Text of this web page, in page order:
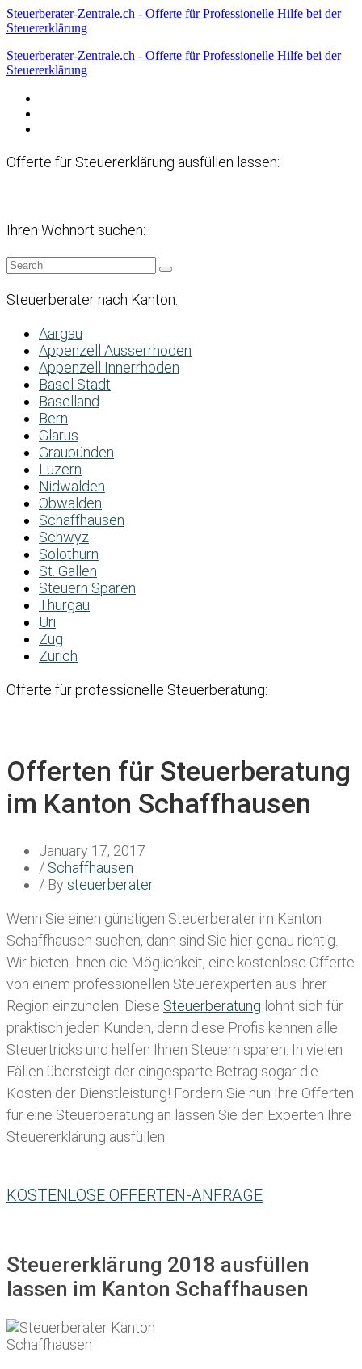
Steuerberater-Zentrale.ch - Offerte für Professionelle Hilfe bei der
Steuererklärung
Steuerberater-Zentrale.ch - Offerte für Professionelle Hilfe bei der
Steuererklärung
Offerte für Steuererklärung ausfüllen lassen:
Ihren Wohnort suchen:
Steuerberater nach Kanton:
Aargau
Appenzell Ausserrhoden
Appenzell Innerrhoden
Basel Stadt
Baselland
Bern
Glarus
Graubünden
Luzern
Nidwalden
Obwalden
Schaffhausen
Schwyz
Solothurn
St. Gallen
Steuern Sparen
Thurgau
Uri
Zug
Zürich
Offerte für professionelle Steuerberatung:
Offerten für Steuerberatung
im Kanton Schaffhausen
January 17, 2017
/ Schaffhausen
/ By steuerberater
Wenn Sie einen günstigen Steuerberater im Kanton
Schaffhausen suchen, dann sind Sie hier genau richtig.
Wir bieten Ihnen die Möglichkeit, eine kostenlose Offerte
von einem professionellen Steuerexperten aus ihrer
Region einzuholen. Diese Steuerberatung lohnt sich für
praktisch jeden Kunden, denn diese Profis kennen alle
Steuertricks und helfen Ihnen Steuern sparen. In vielen
Fällen übersteigt der eingesparte Betrag sogar die
Kosten der Dienstleistung! Fordern Sie nun Ihre Offerten
für eine Steuerberatung an lassen Sie den Experten Ihre
Steuererklärung ausfüllen:
KOSTENLOSE OFFERTEN-ANFRAGE
Steuererklärung 2018 ausfüllen
lassen im Kanton Schaffhausen